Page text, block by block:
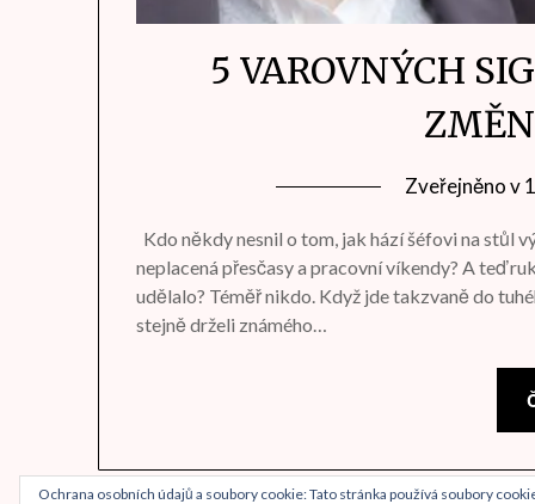
5 VAROVNÝCH
Zveřejněno v
Kdo někdy nesnil o tom, jak hází šéfovi na stůl
neplacená přesčasy a pracovní víkendy? A teď
udělalo? Téměř nikdo. Když jde takzvaně do
stejně drželi známého…
Ochrana osobních údajů a soubory cookie: Tato stránka používá soubory